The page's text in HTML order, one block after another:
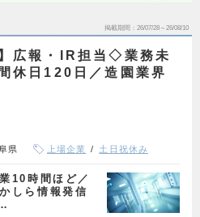
掲載期間 26/07/28～26/08/10
広報・IR担当◇業務未
休日120日／造園業界
県 上場企業 土日祝休み
10時間ほど／
しら情報発信